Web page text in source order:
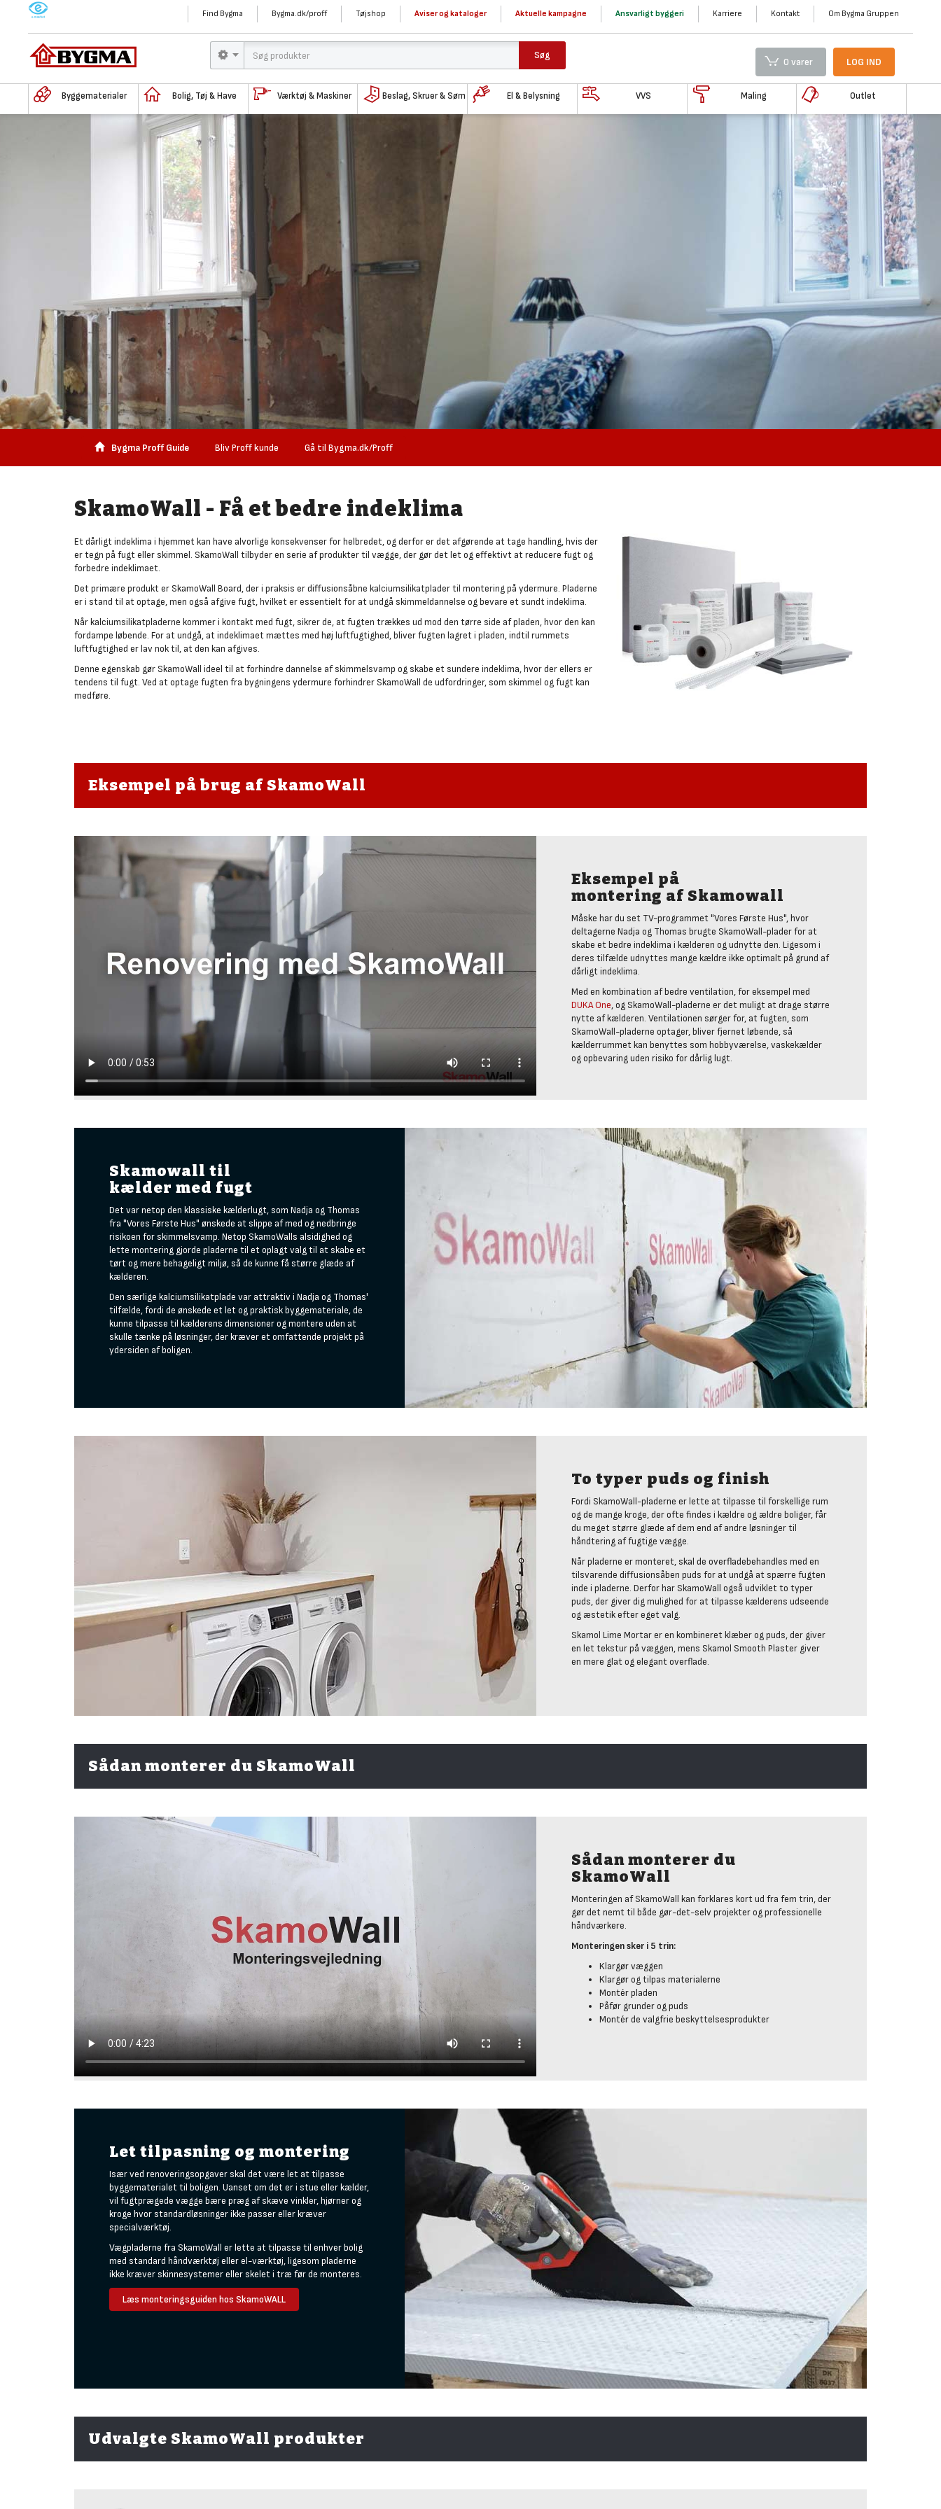
M Find Bygma Bygma.dk/proff Tøjshop Aviser og kataloger Aktuelle kampagne Ansvarligt byggeri Karriere Kontakt Om Bygma Gruppen
Søg
0 varer LOG IND
Byggematerialer Bolig, Tøj & Have Værktøj & Maskiner Beslag, Skruer & Søm El & Belysning VVS Maling Outlet
Bygma Proff Guide Bliv Proff kunde Gå til Bygma.dk/Proff
SkamoWall - Få et bedre indeklima
Et dårligt indeklima i hjemmet kan have alvorlige konsekvenser for helbredet, og derfor er det afgørende at tage handling, hvis der
er tegn på fugt eller skimmel. SkamoWall tilbyder en serie af produkter til vægge, der gør det let og effektivt at reducere fugt og
forbedre indeklimaet.
Det primære produkt er SkamoWall Board, der i praksis er diffusionsåbne kalciumsilikatplader til montering på ydermure. Pladerne
er i stand til at optage, men også afgive fugt, hvilket er essentielt for at undgå skimmeldannelse og bevare et sundt indeklima.
Når kalciumsilikatpladerne kommer i kontakt med fugt, sikrer de, at fugten trækkes ud mod den tørre side af pladen, hvor den kan
fordampe løbende. For at undgå, at indeklimaet mættes med høj luftfugtighed, bliver fugten lagret i pladen, indtil rummets
luftfugtighed er lav nok til, at den kan afgives.
Denne egenskab gør SkamoWall ideel til at forhindre dannelse af skimmelsvamp og skabe et sundere indeklima, hvor der ellers er
tendens til fugt. Ved at optage fugten fra bygningens ydermure forhindrer SkamoWall de udfordringer, som skimmel og fugt kan
medføre.
Eksempel på brug af SkamoWall
Eksempel på
montering af Skamowall
Måske har du set TV-programmet "Vores Første Hus", hvor
deltagerne Nadja og Thomas brugte SkamoWall-plader for at
skabe et bedre indeklima i kælderen og udnytte den. Ligesom i
deres tilfælde udnyttes mange kældre ikke optimalt på grund af
dårligt indeklima.
Med en kombination af bedre ventilation, for eksempel med
DUKA One, og SkamoWall-pladerne er det muligt at drage større
nytte af kælderen. Ventilationen sørger for, at fugten, som
SkamoWall-pladerne optager, bliver fjernet løbende, så
kælderrummet kan benyttes som hobbyværelse, vaskekælder
og opbevaring uden risiko for dårlig lugt.
Skamowall til
kælder med fugt
Det var netop den klassiske kælderlugt, som Nadja og Thomas
fra "Vores Første Hus" ønskede at slippe af med og nedbringe
risikoen for skimmelsvamp. Netop SkamoWalls alsidighed og
lette montering gjorde pladerne til et oplagt valg til at skabe et
tørt og mere behageligt miljø, så de kunne få større glæde af
kælderen.
Den særlige kalciumsilikatplade var attraktiv i Nadja og Thomas'
tilfælde, fordi de ønskede et let og praktisk byggemateriale, de
kunne tilpasse til kælderens dimensioner og montere uden at
skulle tænke på løsninger, der kræver et omfattende projekt på
ydersiden af boligen.
To typer puds og finish
Fordi SkamoWall-pladerne er lette at tilpasse til forskellige rum
og de mange kroge, der ofte findes i kældre og ældre boliger, får
du meget større glæde af dem end af andre løsninger til
håndtering af fugtige vægge.
Når pladerne er monteret, skal de overfladebehandles med en
tilsvarende diffusionsåben puds for at undgå at spærre fugten
inde i pladerne. Derfor har SkamoWall også udviklet to typer
puds, der giver dig mulighed for at tilpasse kælderens udseende
og æstetik efter eget valg.
Skamol Lime Mortar er en kombineret klæber og puds, der giver
en let tekstur på væggen, mens Skamol Smooth Plaster giver
en mere glat og elegant overflade.
Sådan monterer du SkamoWall
Sådan monterer du
SkamoWall
Monteringen af SkamoWall kan forklares kort ud fra fem trin, der
gør det nemt til både gør-det-selv projekter og professionelle
håndværkere.
Monteringen sker i 5 trin:
Klargør væggen
Klargør og tilpas materialerne
Montér pladen
Påfør grunder og puds
Montér de valgfrie beskyttelsesprodukter
Let tilpasning og montering
Især ved renoveringsopgaver skal det være let at tilpasse
byggematerialet til boligen. Uanset om det er i stue eller kælder,
vil fugtprægede vægge bære præg af skæve vinkler, hjørner og
kroge hvor standardløsninger ikke passer eller kræver
specialværktøj.
Vægpladerne fra SkamoWall er lette at tilpasse til enhver bolig
med standard håndværktøj ellerel-værktøj, ligesom pladerne
ikke kræver skinnesystemer eller skelet i træ før de monteres.
Læs monteringsguiden hos SkamoWALL
Udvalgte SkamoWall produkter